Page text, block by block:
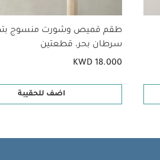
طقم قميص وشورت منسوج
سرطان بحر، قطعتين
KWD 18.000
اضف للحقيبة